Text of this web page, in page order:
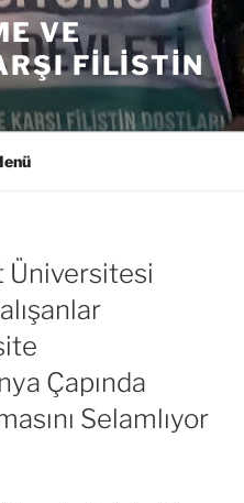
VE
FILISTIN
Üniversitesi
Çapında
Selamlıyor